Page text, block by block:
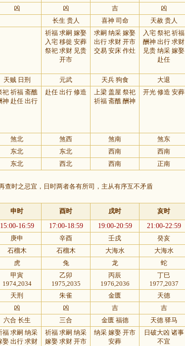
凶 凶 吉
凶
长生 贵人 喜神 司命 天赦 贵人
祈福 求嗣 嫁娶
入宅 移徙 安葬
祭祀 求财 见贵
开市
求嗣 纳采 嫁娶
出行 求财 开市
交易 安床 作灶
入宅 祭祀 祈福
酬神 出行 求财
见贵 纳采 嫁娶
赴任
天贼 日刑 元武 天兵 狗食 大退
祀 祈福 斋醮
神 赴任 出行
赴任 出行 修造
上梁 盖屋 祭祀
祈福 斋醮 酬神
开光 修造 安葬
煞北 煞西 煞南
煞东
东北 东北 西南
西南
东北 西北 西南 正南
查时之忌宜，日时两者各有所司，主从有序互不矛盾
申时 酉时 戌时
亥时
15:00-16:59 17:00-18:59 19:00-20:59
21:00-22:59
庚申 辛酉 壬戌
癸亥
石榴木 石榴木 大海水
大海水
虎 兔 龙 蛇
甲寅
1974,2034
乙卯
1975,2035
丙辰
1976,2036
丁巳
1977,2037
天刑 朱雀 金匮
天德
凶 凶 吉
吉
六合 长生 三合 金匮 福德 天德 驿马
福 求嗣 纳采
娶 出行 求财
祈福 求嗣 纳采
嫁娶 求财 开市
纳采 嫁娶 开市
安葬
日破大凶 诸事
不宜